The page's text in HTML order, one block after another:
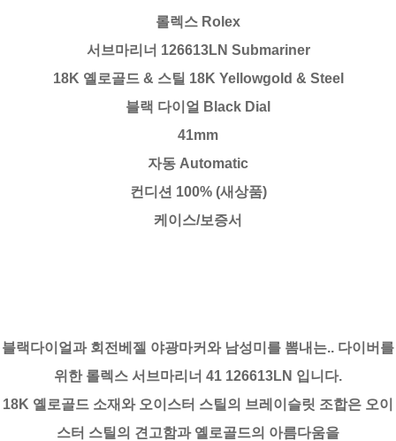
롤렉스 Rolex
서브마리너 126613LN Submariner
18K 옐로골드 & 스틸 18K Yellowgold & Steel
블랙 다이얼 Black Dial
41mm
자동 Automatic
컨디션 100% (새상품)
케이스/보증서
블랙다이얼과 회전베젤 야광마커와 남성미를 뽐내는.. 다이버를
위한 롤렉스 서브마리너 41 126613LN 입니다.
18K 옐로골드 소재와 오이스터 스틸의 브레이슬릿 조합은 오이
스터 스틸의 견고함과 옐로골드의 아름다움을